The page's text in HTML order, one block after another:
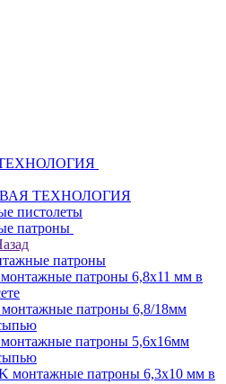
ТЕХНОЛОГИЯ
пистолеты
патроны
патроны
патроны 6,8х11 мм в
патроны 6,8/18мм
патроны 5,6х16мм
монтажные патроны 6,3х10 мм в